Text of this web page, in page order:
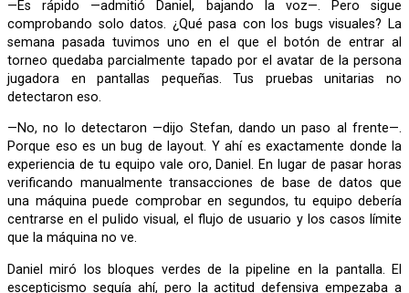
—Es rápido —admitió Daniel, bajando la voz—. Pero sigue
comprobando solo datos. ¿Qué pasa con los bugs visuales? La
semana pasada tuvimos uno en el que el botón de entrar al
torneo quedaba parcialmente tapado por el avatar de la persona
jugadora en pantallas pequeñas. Tus pruebas unitarias no
detectaron eso.
—No, no lo detectaron —dijo Stefan, dando un paso al frente—.
Porque eso es un bug de layout. Y ahí es exactamente donde la
experiencia de tu equipo vale oro, Daniel. En lugar de pasar horas
verificando manualmente transacciones de base de datos que
una máquina puede comprobar en segundos, tu equipo debería
centrarse en el pulido visual, el flujo de usuario y los casos límite
que la máquina no ve.
Daniel miró los bloques verdes de la pipeline en la pantalla. El
escepticismo seguía ahí, pero la actitud defensiva empezaba a